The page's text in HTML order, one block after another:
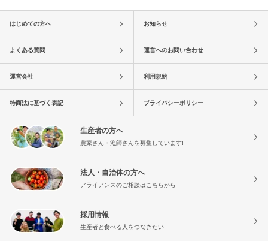
はじめての方へ お知らせ
よくある質問 運営へのお問い合わせ
運営会社 利用規約
特商法に基づく表記 プライバシーポリシー
生産者の方へ
農家さん・漁師さんを募集しています!
法人・自治体の方へ
アライアンスのご相談はこちらから
採用情報
生産者と食べる人をつなぎたい